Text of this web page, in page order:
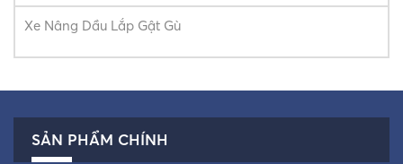
Xe Nâng Dầu Lắp Gật Gù
SẢN PHẨM CHÍNH